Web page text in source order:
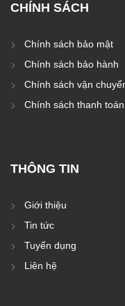
CHÍNH SÁCH
Chính sách bảo mật
Chính sách bảo hành
Chính sách vận
Chính sách thanh toán
THÔNG TIN
Giới thiệu
Tin tức
Tuyển dụng
Liên hệ